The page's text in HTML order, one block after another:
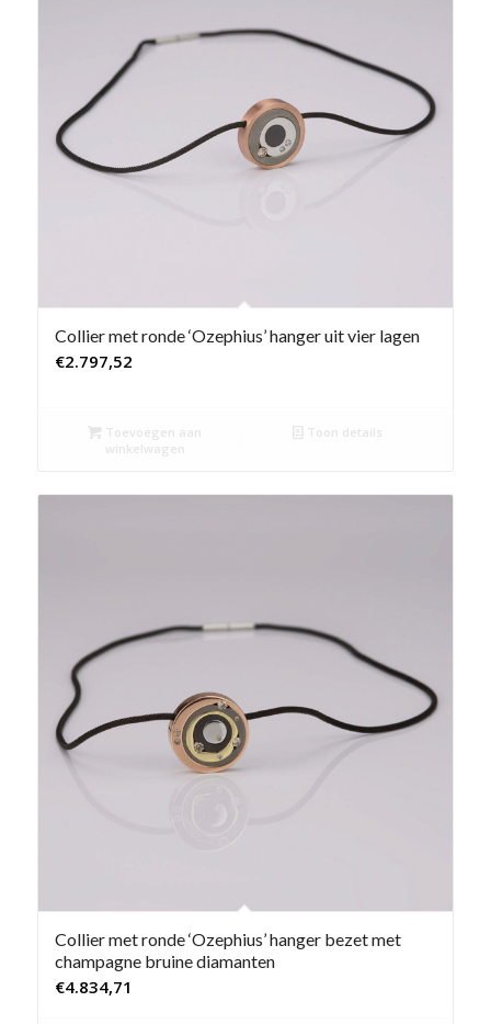
Collier met ronde ‘Ozephius’ hanger uit vier lagen
€2.797,52
Toevoegen aan
winkelwagen
Toon details
Collier met ronde ‘Ozephius’ hanger bezet met
champagne bruine diamanten
€4.834,71